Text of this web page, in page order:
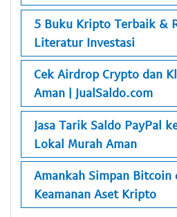
5 Buku Kripto Terbaik &
Literatur Investasi
Cek Airdrop Crypto dan
Aman | JualSaldo.com
Jasa Tarik Saldo PayPal
Lokal Murah Aman
Amankah Simpan Bitcoin
Keamanan Aset Kripto